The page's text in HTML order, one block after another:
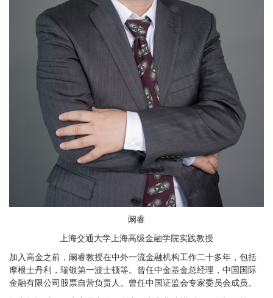
阚睿
上海交通大学上海高级金融学院实践教授
加入高金之前，阚睿教授在中外一流金融机构工作二十多年，包括
摩根士丹利，瑞银第一波士顿等。曾任中金基金总经理，中国国际
金融有限公司股票自营负责人。曾任中国证监会专家委员会成员。